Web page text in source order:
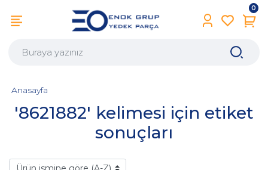
0
'8621882' kelimesi için etiket
sonuçları
Anasayfa